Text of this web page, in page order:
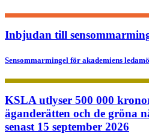
Inbjudan till
Sensommarmingel för akademiens
KSLA utlyser 500 000
äganderätten och de gröna
senast 15 september 2026